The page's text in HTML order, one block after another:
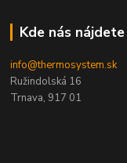
Kde nás nájdete
info@thermosystem.sk
Ružindolská 16
Trnava, 917 01